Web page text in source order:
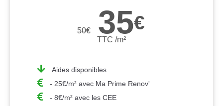
50€ 35€
TTC /m²
Aides disponibles
- 25€/m² avec Ma Prime Renov'
- 8€/m² avec les CEE